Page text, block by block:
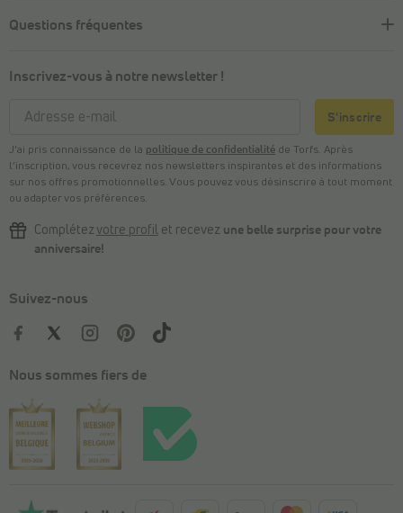
Questions fréquentes
Inscrivez-vous à notre newsletter !
S'inscrire
J’ai pris connaissance de la politique de confidentialité de Torfs. Après
l’inscription, vous recevrez nos newsletters inspirantes et des informations
sur nos offres promotionnelles. Vous pouvez vous désinscrire à tout moment
ou adapter vos préférences.
Complétez votre profil et recevez une belle surprise pour votre
anniversaire!
Suivez-nous
Nous sommes fiers de